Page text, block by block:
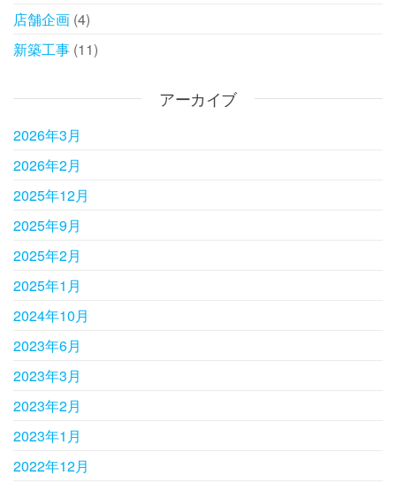
店舗企画 (4)
新築工事 (11)
アーカイブ
2026年3月
2026年2月
2025年12月
2025年9月
2025年2月
2025年1月
2024年10月
2023年6月
2023年3月
2023年2月
2023年1月
2022年12月